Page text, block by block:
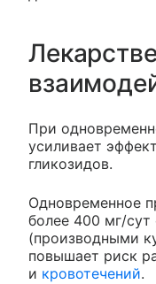
При
усиливает
гликозидов.
Одновременное
более 400 мг/сут
(производными
повышает риск
и кровотечений.